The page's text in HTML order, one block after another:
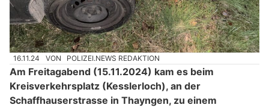
16.11.24 VON POLIZEI.NEWS REDAKTION
Am Freitagabend (15.11.2024) kam es beim
Kreisverkehrsplatz (Kesslerloch), an der
Schaffhauserstrasse in Thayngen, zu einem